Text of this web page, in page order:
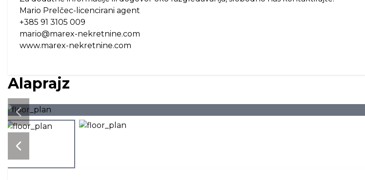
Mario Prelčec-licencirani agent
+385 91 3105 009
mario@marex-nekretnine.com
www.marex-nekretnine.com
Alaprajz
Next slide
Next slide